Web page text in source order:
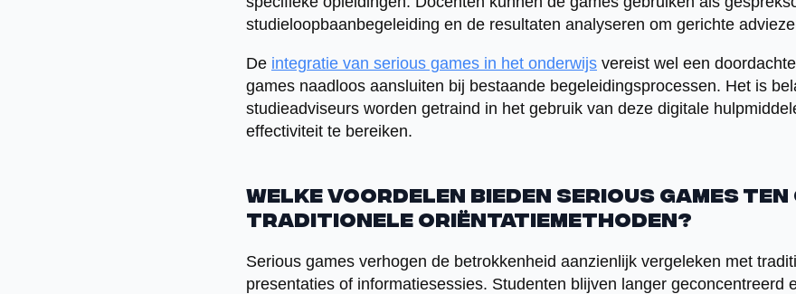
studieloopbaanbegeleiding en de resultaten analyseren om gerichte
De integratie van serious games in het onderwijs vereist wel een
games naadloos aansluiten bij bestaande begeleidingsprocessen. Het is
studieadviseurs worden getraind in het gebruik van deze digitale
effectiviteit te bereiken.
Welke voordelen bieden serious games
traditionele oriëntatiemethoden?
Serious games verhogen de betrokkenheid aanzienlijk vergeleken met
presentaties of informatiesessies. Studenten blijven langer geconcentreerd